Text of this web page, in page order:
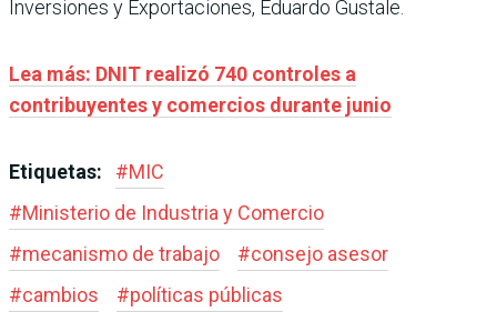
Inversiones y Exportaciones, Eduardo Gustale.
Lea más: DNIT realizó 740 controles a
contribuyentes y comercios durante junio
Etiquetas: #MIC
#Ministerio de Industria y Comercio
#mecanismo de trabajo #consejo asesor
#cambios #políticas públicas